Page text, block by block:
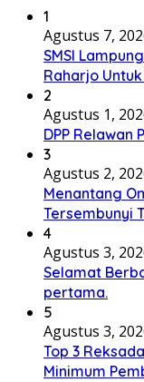
1
Agustus 7,
SMSI
Raharjo
2
Agustus 1,
DPP Relawan
3
Agustus 2,
Menantang
Tersembunyi
4
Agustus 3,
Selamat
pertama.
5
Agustus 3,
Top 3
Minimum